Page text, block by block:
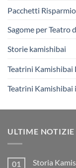
Pacchetti
Sagome per Teatro
Storie kamishibai
Teatrini Kamishibai
Teatrini Kamishibai
ULTIME NOTIZIE
01
Storia